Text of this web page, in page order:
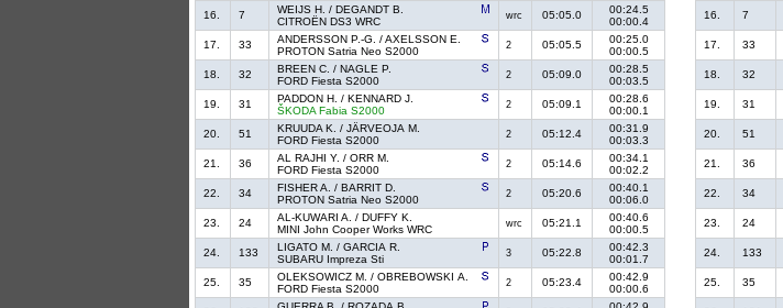
16.
7
WEIJS H. / DEGANDT B.
CITROËN DS3 WRC
wrc 05:05.0
00:24.5
00:00.4
17.
33
ANDERSSON P.-G. / AXELSSON E.
PROTON Satria Neo S2000
2 05:05.5
00:25.0
00:00.5
18.
32
BREEN C. / NAGLE P.
FORD Fiesta S2000
2 05:09.0
00:28.5
00:03.5
19.
31
PADDON H. / KENNARD J.
ŠKODA Fabia S2000
2 05:09.1
00:28.6
00:00.1
20.
51
KRUUDA K. / JÄRVEOJA M.
FORD Fiesta S2000
2 05:12.4
00:31.9
00:03.3
21.
36
AL RAJHI Y. / ORR M.
FORD Fiesta S2000
2 05:14.6
00:34.1
00:02.2
22.
34
FISHER A. / BARRIT D.
PROTON Satria Neo S2000
2 05:20.6
00:40.1
00:06.0
23.
24
AL-KUWARI A. / DUFFY K.
MINI John Cooper Works WRC
wrc 05:21.1
00:40.6
00:00.5
24.
133
LIGATO M. / GARCIA R.
SUBARU Impreza Sti
3 05:22.8
00:42.3
00:01.7
25.
35
OLEKSOWICZ M. / OBREBOWSKI A.
FORD Fiesta S2000
2 05:23.4
00:42.9
00:00.6
16.
7
17.
33
18.
32
19.
31
20.
51
21.
36
22.
34
23.
24
24.
133
25.
35